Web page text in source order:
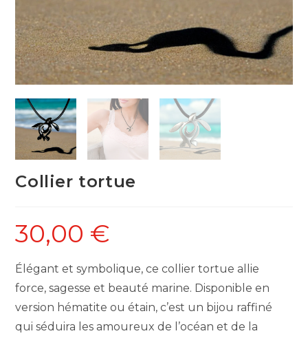
Collier tortue
30,00 €
Élégant et symbolique, ce collier tortue allie
force, sagesse et beauté marine. Disponible en
version hématite ou étain, c’est un bijou raffiné
qui séduira les amoureux de l’océan et de la